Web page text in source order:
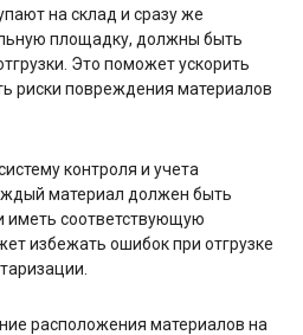
на склад и сразу же
площадку, должны быть
Это поможет ускорить
риски повреждения материалов
контроля и учета
материал должен быть
иметь соответствующую
избежать ошибок при отгрузке
расположения материалов на